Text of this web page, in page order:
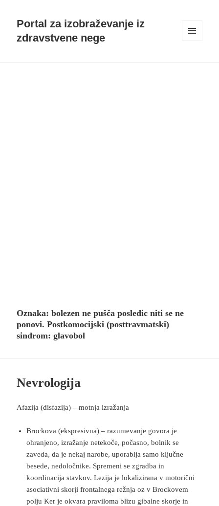
Portal za izobraževanje iz
zdravstvene nege
Oznaka:bolezen ne pušča posledic niti se ne
ponovi. Postkomocijski (posttravmatski)
sindrom: glavobol
Nevrologija
Afazija (disfazija) – motnja izražanja
Brockova (ekspresivna) – razumevanje govora je
ohranjeno, izražanje netekoče, počasno, bolnik se
zaveda, da je nekaj narobe, uporablja samo ključne
besede, nedoločnike. Spremeni se zgradba in
koordinacija stavkov. Lezija je lokalizirana v motorični
asociativni skorji frontalnega režnja oz v Brockovem
polju Ker je okvara praviloma blizu gibalne skorje in